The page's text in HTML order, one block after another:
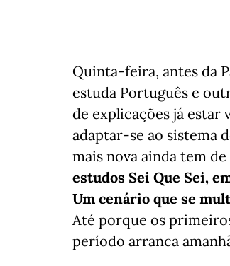
Quinta-feira, antes da
estuda Português e
de explicações já estar
adaptar-se ao sistema
mais nova ainda tem
estudos Sei Que Sei,
Um cenário que se
Até porque os
período arranca